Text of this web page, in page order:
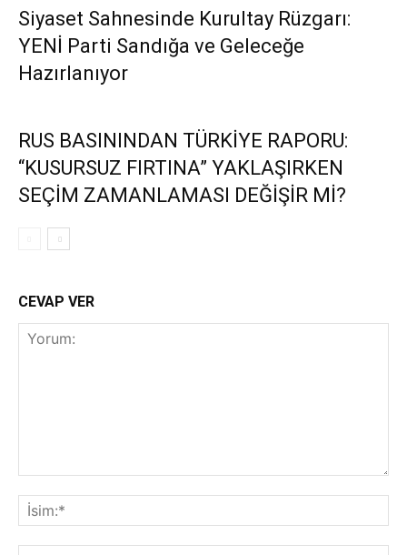
Siyaset Sahnesinde Kurultay Rüzgarı:
YENİ Parti Sandığa ve Geleceğe
Hazırlanıyor
RUS BASININDAN TÜRKİYE RAPORU:
“KUSURSUZ FIRTINA” YAKLAŞIRKEN
SEÇİM ZAMANLAMASI DEĞİŞİR Mİ?
CEVAP VER